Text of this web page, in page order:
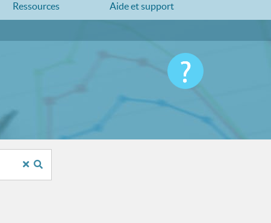
Ressources Aide et support